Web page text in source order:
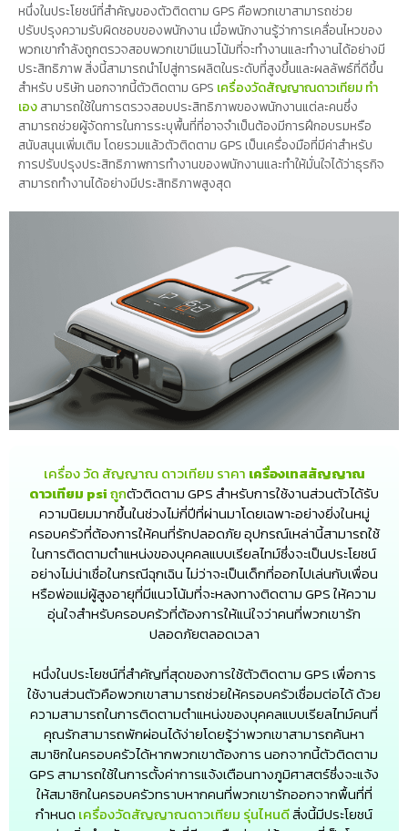
หนึ่งในประโยชน์ที่สำคัญของตัวติดตาม GPS คือพวกเขาสามารถช่วย
ปรับปรุงความรับผิดชอบของพนักงาน เมื่อพนักงานรู้ว่าการเคลื่อนไหวของ
พวกเขากำลังถูกตรวจสอบพวกเขามีแนวโน้มที่จะทำงานและทำงานได้อย่างมี
ประสิทธิภาพ สิ่งนี้สามารถนำไปสู่การผลิตในระดับที่สูงขึ้นและผลลัพธ์ที่ดีขึ้น
สำหรับ บริษัท นอกจากนี้ตัวติดตาม GPS เครื่องวัดสัญญาณดาวเทียม ทํา
เองสามารถใช้ในการตรวจสอบประสิทธิภาพของพนักงานแต่ละคนซึ่ง
สามารถช่วยผู้จัดการในการระบุพื้นที่ที่อาจจำเป็นต้องมีการฝึกอบรมหรือ
สนับสนุนเพิ่มเติม โดยรวมแล้วตัวติดตาม GPS เป็นเครื่องมือที่มีค่าสำหรับ
การปรับปรุงประสิทธิภาพการทำงานของพนักงานและทำให้มั่นใจได้ว่าธุรกิจ
สามารถทำงานได้อย่างมีประสิทธิภาพสูงสุด
เครื่อง วัด สัญญาณ ดาวเทียม ราคา เครื่องเทสสัญญาณ
ดาวเทียม psiถูกตัวติดตาม GPS สำหรับการใช้งานส่วนตัวได้รับ
ความนิยมมากขึ้นในช่วงไม่กี่ปีที่ผ่านมาโดยเฉพาะอย่างยิ่งในหมู่
ครอบครัวที่ต้องการให้คนที่รักปลอดภัย อุปกรณ์เหล่านี้สามารถใช้
ในการติดตามตำแหน่งของบุคคลแบบเรียลไทม์ซึ่งจะเป็นประโยชน์
อย่างไม่น่าเชื่อในกรณีฉุกเฉิน ไม่ว่าจะเป็นเด็กที่ออกไปเล่นกับเพื่อน
หรือพ่อแม่ผู้สูงอายุที่มีแนวโน้มที่จะหลงทางติดตาม GPS ให้ความ
อุ่นใจสำหรับครอบครัวที่ต้องการให้แน่ใจว่าคนที่พวกเขารัก
ปลอดภัยตลอดเวลา
หนึ่งในประโยชน์ที่สำคัญที่สุดของการใช้ตัวติดตาม GPS เพื่อการ
ใช้งานส่วนตัวคือพวกเขาสามารถช่วยให้ครอบครัวเชื่อมต่อได้ ด้วย
ความสามารถในการติดตามตำแหน่งของบุคคลแบบเรียลไทม์คนที่
คุณรักสามารถพักผ่อนได้ง่ายโดยรู้ว่าพวกเขาสามารถค้นหา
สมาชิกในครอบครัวได้หากพวกเขาต้องการ นอกจากนี้ตัวติดตาม
GPS สามารถใช้ในการตั้งค่าการแจ้งเตือนทางภูมิศาสตร์ซึ่งจะแจ้ง
ให้สมาชิกในครอบครัวทราบหากคนที่พวกเขารักออกจากพื้นที่ที่
กำหนด เครื่องวัดสัญญาณดาวเทียม รุ่นไหนดีสิ่งนี้มีประโยชน์